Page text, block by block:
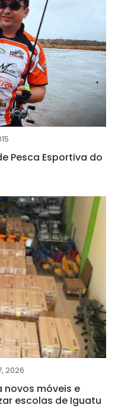
Pesca Esportiva do
2026
novos móveis e
escolas de Iguatu